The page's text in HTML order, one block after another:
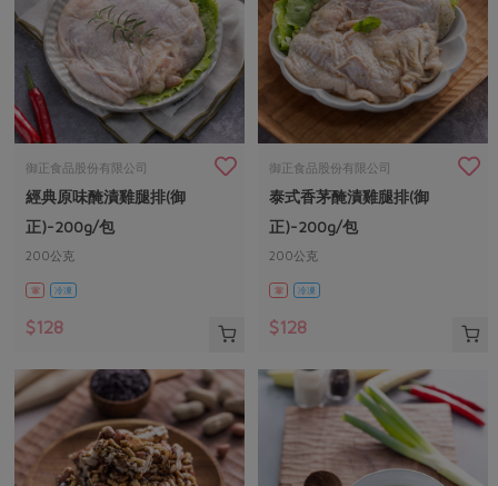
御正食品股份有限公司
經典原味醃漬雞腿排(御
正)-200g/包
200公克
葷 冷凍
$128
御正食品股份有限公司
泰式香茅醃漬雞腿排(御
正)-200g/包
200公克
葷 冷凍
$128